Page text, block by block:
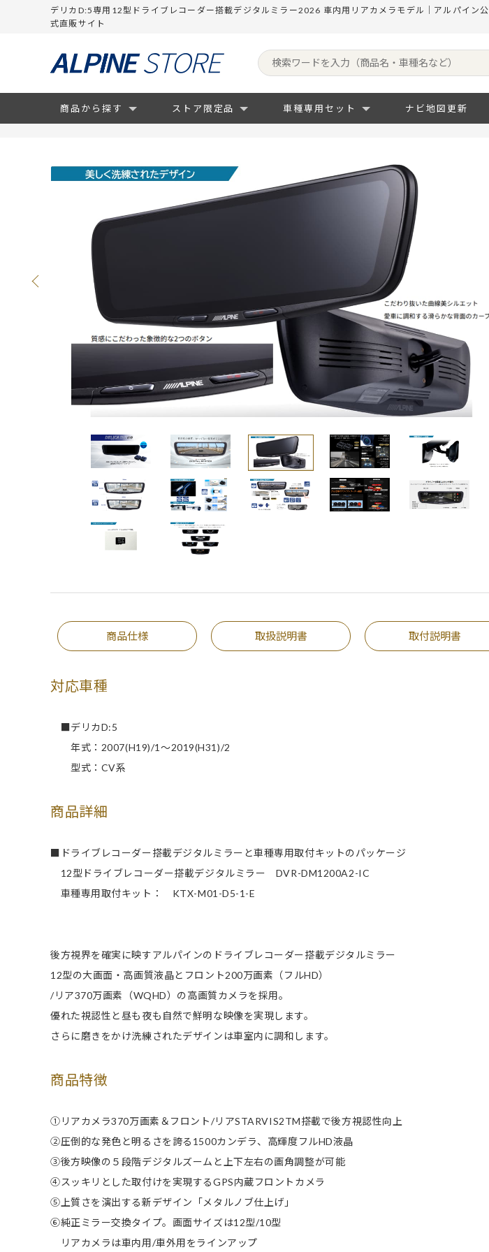
デリカD:5専用12型ドライブレコーダー搭載デジタルミラー2026 車内用リアカメラモデル｜アルパイン公
式直販サイト
商品から探す ストア限定品 車種専用セット ナビ地図更新
商品仕様 取扱説明書 取付説明書
対応車種
■デリカD:5
年式：2007(H19)/1～2019(H31)/2
型式：CV系
商品詳細
■ドライブレコーダー搭載デジタルミラーと車種専用取付キットのパッケージ
12型ドライブレコーダー搭載デジタルミラー DVR-DM1200A2-IC
車種専用取付キット： KTX-M01-D5-1-E
後方視界を確実に映すアルパインのドライブレコーダー搭載デジタルミラー
12型の大画面・高画質液晶とフロント200万画素（フルHD）
/リア370万画素（WQHD）の高画質カメラを採用。
優れた視認性と昼も夜も自然で鮮明な映像を実現します。
さらに磨きをかけ洗練されたデザインは車室内に調和します。
商品特徴
①リアカメラ370万画素＆フロント/リアSTARVIS2TM搭載で後方視認性向上
②圧倒的な発色と明るさを誇る1500カンデラ、高輝度フルHD液晶
③後方映像の５段階デジタルズームと上下左右の画角調整が可能
④スッキリとした取付けを実現するGPS内蔵フロントカメラ
⑤上質さを演出する新デザイン「メタルノブ仕上げ」
⑥純正ミラー交換タイプ。画面サイズは12型/10型
リアカメラは車内用/車外用をラインアップ